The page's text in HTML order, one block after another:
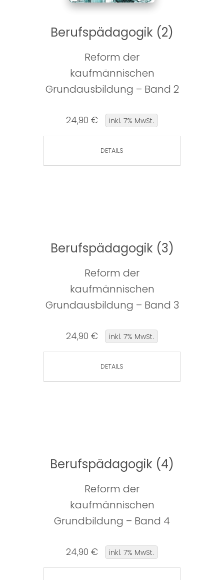
Berufspädagogik (2)
Reform der
kaufmännischen
Grundausbildung – Band 2
24,90 € inkl. 7% MwSt.
DETAILS
Berufspädagogik (3)
Reform der
kaufmännischen
Grundausbildung – Band 3
24,90 € inkl. 7% MwSt.
DETAILS
Berufspädagogik (4)
Reform der
kaufmännischen
Grundbildung – Band 4
24,90 € inkl. 7% MwSt.